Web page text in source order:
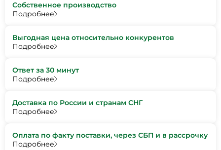
Собственное производство
Подробнее
Выгодная цена относительно конкурентов
Подробнее
Ответ за 30 минут
Подробнее
Доставка по России и странам СНГ
Подробнее
Оплата по факту поставки, через СБП и в рассрочку
Подробнее